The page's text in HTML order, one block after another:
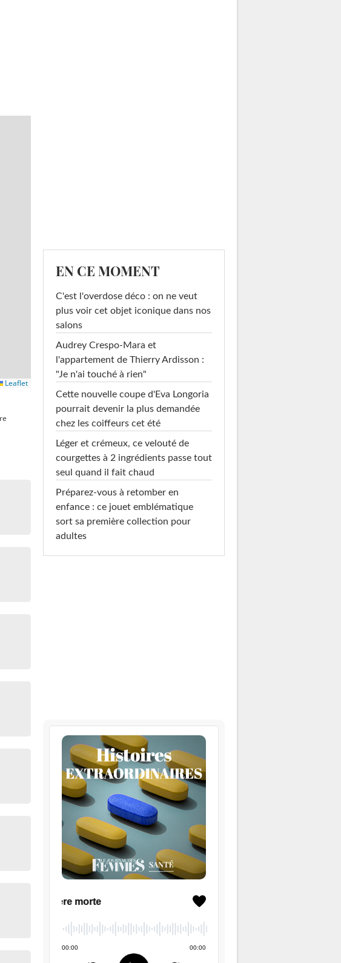
Leaflet
EN CE MOMENT
C'est l'overdose déco : on ne veut
plus voir cet objet iconique dans nos
salons
Audrey Crespo-Mara et
l'appartement de Thierry Ardisson :
"Je n'ai touché à rien"
Cette nouvelle coupe d'Eva Longoria
pourrait devenir la plus demandée
chez les coiffeurs cet été
Léger et crémeux, ce velouté de
courgettes à 2 ingrédients passe tout
seul quand il fait chaud
Préparez-vous à retomber en
enfance : ce jouet emblématique
sort sa première collection pour
adultes